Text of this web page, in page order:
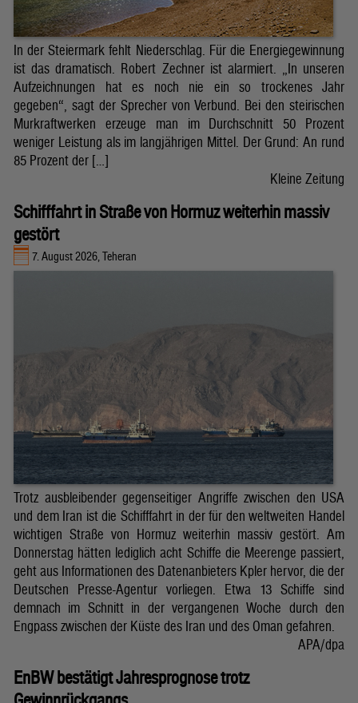
In der Steiermark fehlt Niederschlag. Für die Energiegewinnung
ist das dramatisch. Robert Zechner ist alarmiert. „In unseren
Aufzeichnungen hat es noch nie ein so trockenes Jahr
gegeben“, sagt der Sprecher von Verbund. Bei den steirischen
Murkraftwerken erzeuge man im Durchschnitt 50 Prozent
weniger Leistung als im langjährigen Mittel. Der Grund: An rund
85 Prozent der […]
Kleine Zeitung
Schifffahrt in Straße von Hormuz weiterhin massiv
gestört
7. August 2026, Teheran
Trotz ausbleibender gegenseitiger Angriffe zwischen den USA
und dem Iran ist die Schifffahrt in der für den weltweiten Handel
wichtigen Straße von Hormuz weiterhin massiv gestört. Am
Donnerstag hätten lediglich acht Schiffe die Meerenge passiert,
geht aus Informationen des Datenanbieters Kpler hervor, die der
Deutschen Presse-Agentur vorliegen. Etwa 13 Schiffe sind
demnach im Schnitt in der vergangenen Woche durch den
Engpass zwischen der Küste des Iran und des Oman gefahren.
APA/dpa
EnBW bestätigt Jahresprognose trotz